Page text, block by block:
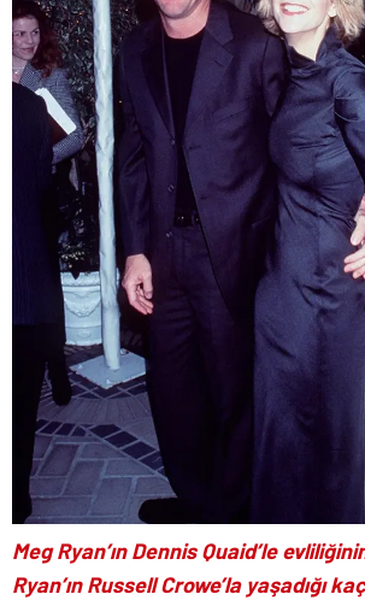
Meg Ryan’ın Dennis Quaid’le
Ryan’ın Russell Crowe’la yaşadığı